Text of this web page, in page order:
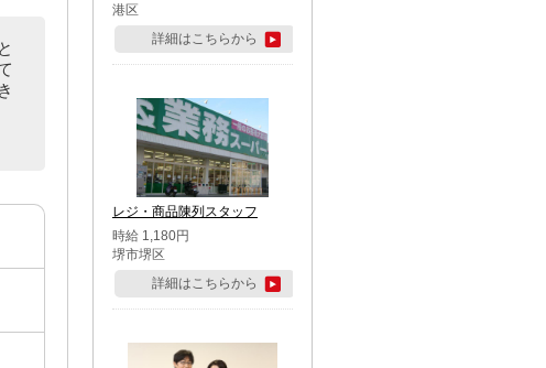
港区
詳細はこちらから
レジ・商品陳列スタッフ
時給 1,180円
堺市堺区
詳細はこちらから